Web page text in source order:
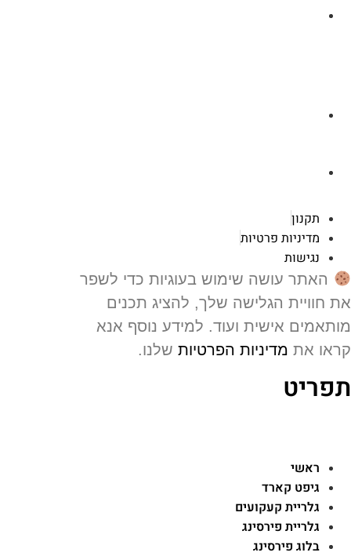
תקנון
מדיניות פרטיות
נגישות
האתר עושה שימוש בעוגיות כדי לשפר
חוויית הגלישה שלך, להציג תכנים
אישית ועוד. למידע נוסף אנא
אתמדיניות הפרטיותשלנו.
ראשי
גיפט קארד
גלריית קעקועים
גלריית פירסינג
בלוג פירסינג